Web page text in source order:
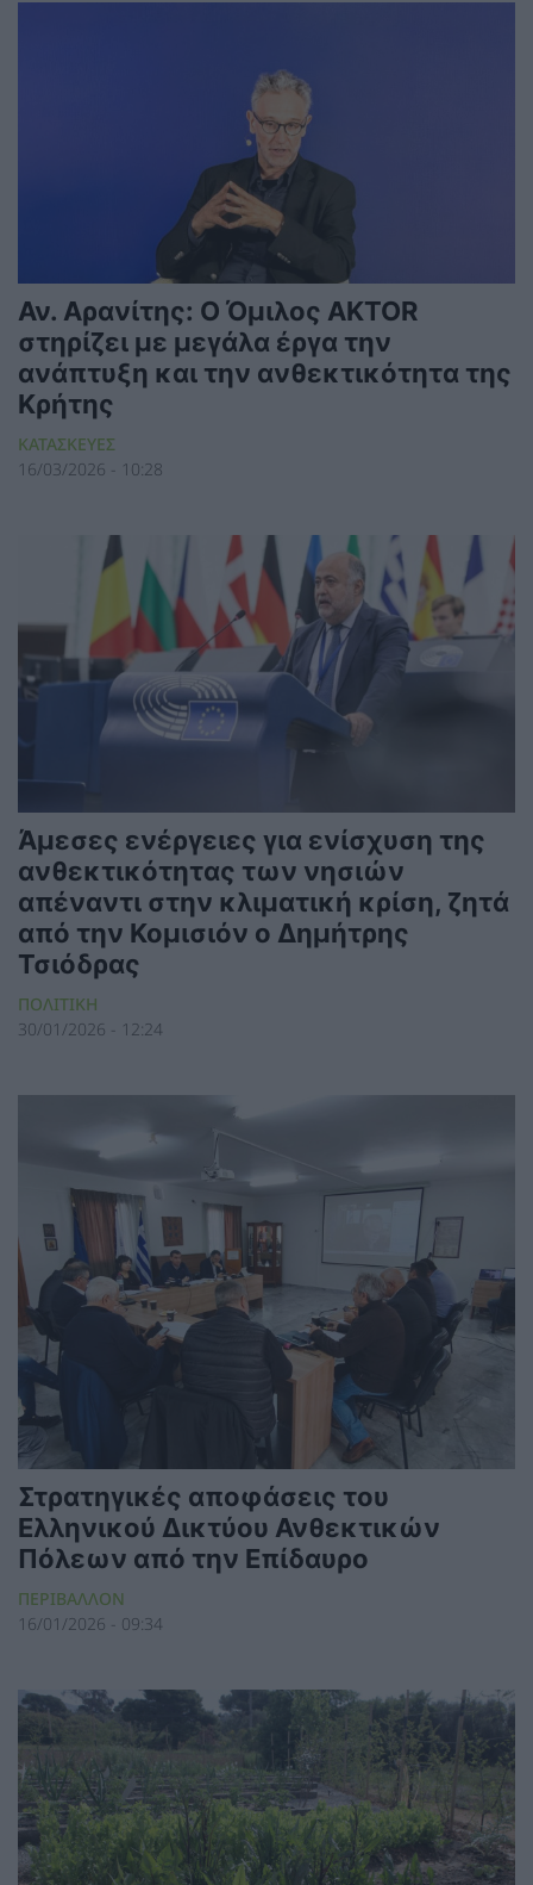
Αν. Αρανίτης: Ο Όμιλος AKTOR
στηρίζει με μεγάλα έργα την
ανάπτυξη και την ανθεκτικότητα της
Κρήτης
ΚΑΤΑΣΚΕΥΕΣ
16/03/2026 - 10:28
Άμεσες ενέργειες για ενίσχυση της
ανθεκτικότητας των νησιών
απέναντι στην κλιματική κρίση, ζητά
από την Κομισιόν ο Δημήτρης
Τσιόδρας
ΠΟΛΙΤΙΚΗ
30/01/2026 - 12:24
Στρατηγικές αποφάσεις του
Ελληνικού Δικτύου Ανθεκτικών
Πόλεων από την Επίδαυρο
ΠΕΡΙΒΑΛΛΟΝ
16/01/2026 - 09:34